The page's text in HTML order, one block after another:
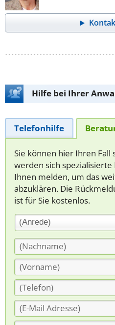
Hilfe bei Ihrer
Telefonhilfe
Sie können hier Ihren Fall
werden sich spezialisierte
Ihnen melden, um das
abzuklären. Die
ist für Sie kostenlos.
(Anrede)